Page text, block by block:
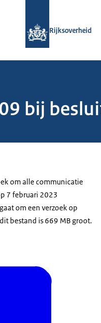
Rijksoverheid
bij
om alle communicatie
7 februari 2023
om een verzoek op
bestand is 669 MB groot.